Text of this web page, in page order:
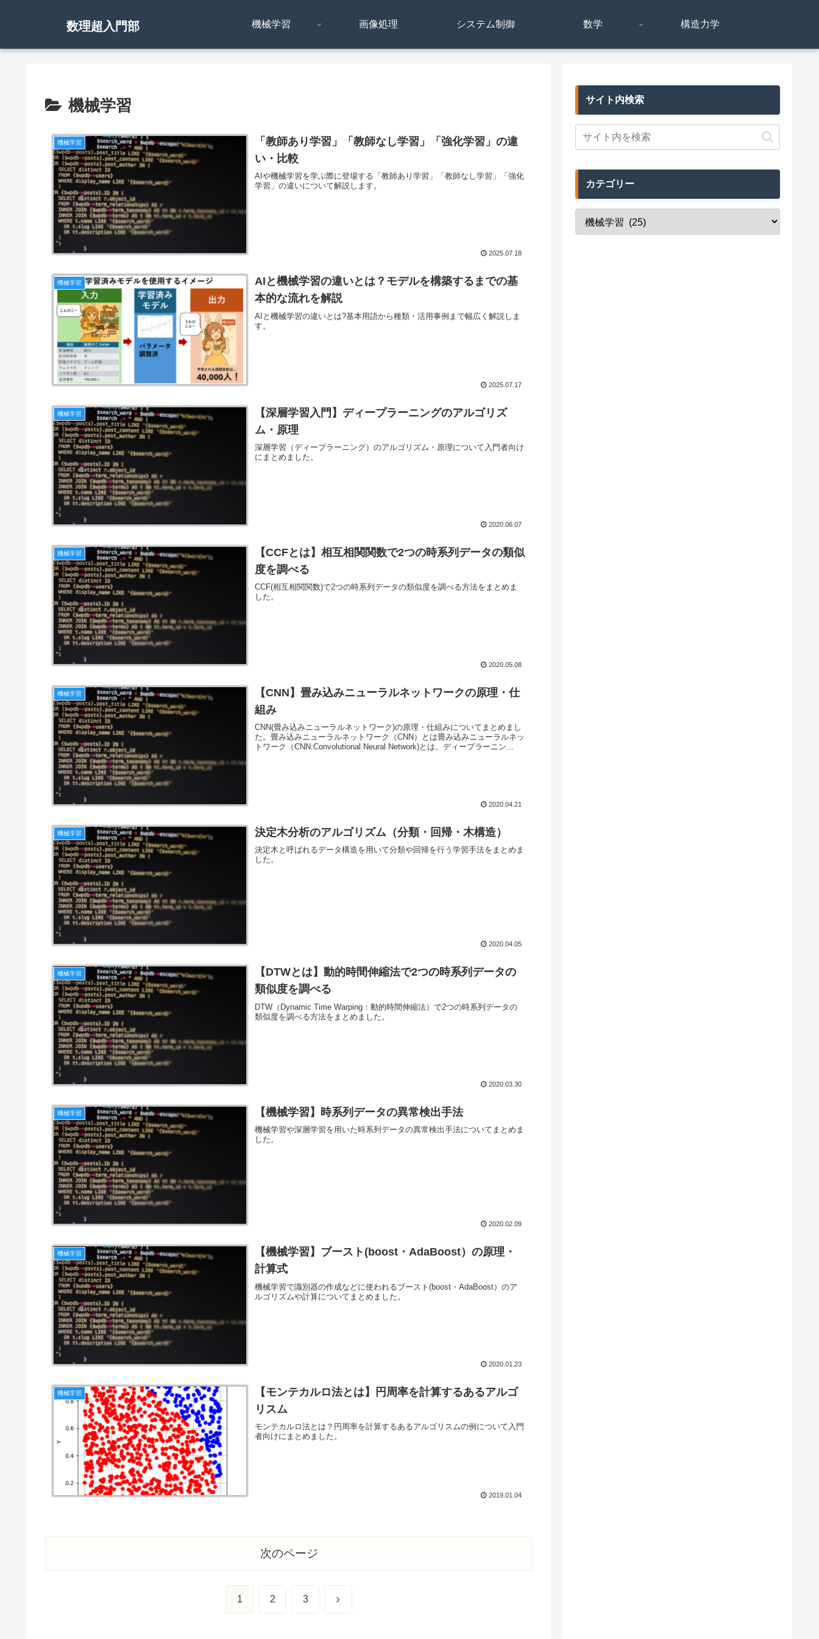
数理超入門部 機械学習 画像処理 システム制御 数学 構造力学
機械学習
機械学習
「教師あり学習」「教師なし学習」「強化学習」の違
い・比較
AIや機械学習を学ぶ際に登場する「教師あり学習」「教師なし学習」「強化
学習」の違いについて解説します。
2025.07.18
機械学習
AIと機械学習の違いとは？モデルを構築するまでの基
本的な流れを解説
AIと機械学習の違いとは?基本用語から種類・活用事例まで幅広く解説しま
す。
2025.07.17
機械学習
【深層学習入門】ディープラーニングのアルゴリズ
ム・原理
深層学習（ディープラーニング）のアルゴリズム・原理について入門者向け
にまとめました。
2020.06.07
機械学習
【CCFとは】相互相関関数で2つの時系列データの類似
度を調べる
CCF(相互相関関数)で2つの時系列データの類似度を調べる方法をまとめま
した。
2020.05.08
機械学習
【CNN】畳み込みニューラルネットワークの原理・仕
組み
CNN(畳み込みニューラルネットワーク)の原理・仕組みについてまとめまし
た。畳み込みニューラルネットワーク（CNN）とは畳み込みニューラルネッ
トワーク（CNN:Convolutional Neural Network)とは、ディープラーニン...
2020.04.21
機械学習 決定木分析のアルゴリズム（分類・回帰・木構造）
決定木と呼ばれるデータ構造を用いて分類や回帰を行う学習手法をまとめま
した。
2020.04.05
機械学習
【DTWとは】動的時間伸縮法で2つの時系列データの
類似度を調べる
DTW（Dynamic Time Warping：動的時間伸縮法）で2つの時系列データの
類似度を調べる方法をまとめました。
2020.03.30
機械学習 【機械学習】時系列データの異常検出手法
機械学習や深層学習を用いた時系列データの異常検出手法についてまとめま
した。
2020.02.09
機械学習
【機械学習】ブースト(boost・AdaBoost）の原理・
計算式
機械学習で識別器の作成などに使われるブースト(boost・AdaBoost）のア
ルゴリズムや計算についてまとめました。
2020.01.23
機械学習
【モンテカルロ法とは】円周率を計算するあるアルゴ
リスム
モンテカルロ法とは？円周率を計算するあるアルゴリスムの例について入門
者向けにまとめました。
2019.01.04
次のページ
1 2 3 次
サイト内検索
カテゴリー